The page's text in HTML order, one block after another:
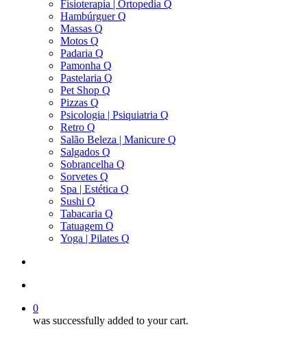
Fisioterapia | Ortopedia Q
Hambúrguer Q
Massas Q
Motos Q
Padaria Q
Pamonha Q
Pastelaria Q
Pet Shop Q
Pizzas Q
Psicologia | Psiquiatria Q
Retro Q
Salão Beleza | Manicure Q
Salgados Q
Sobrancelha Q
Sorvetes Q
Spa | Estética Q
Sushi Q
Tabacaria Q
Tatuagem Q
Yoga | Pilates Q
0
was successfully added to your cart.